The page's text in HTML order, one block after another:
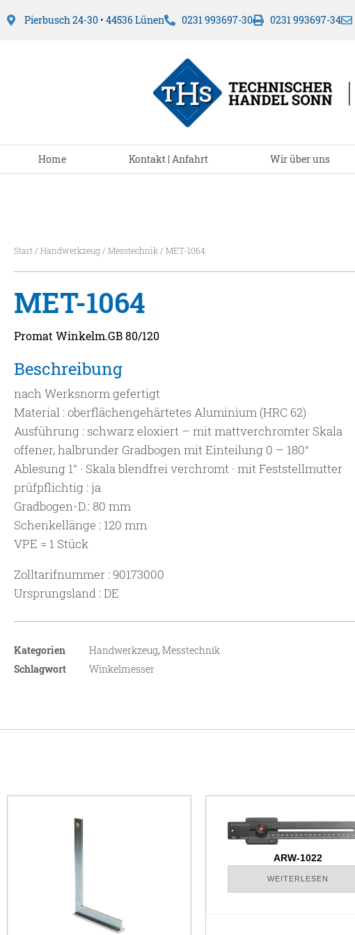
Pierbusch 24-30 • 44536 Lünen 0231 993697-30 0231 993697-34
Home Kontakt | Anfahrt Wir über uns
Start / Handwerkzeug / Messtechnik / MET-1064
MET-1064
Promat Winkelm.GB 80/120
Beschreibung
nach Werksnorm gefertigt
Material : oberflächengehärtetes Aluminium (HRC 62)
Ausführung : schwarz eloxiert – mit mattverchromter Skala
offener, halbrunder Gradbogen mit Einteilung 0 – 180°
Ablesung 1° · Skala blendfrei verchromt · mit Feststellmutter
prüfpflichtig : ja
Gradbogen-D.: 80 mm
Schenkellänge : 120 mm
VPE = 1 Stück
Zolltarifnummer : 90173000
Ursprungsland : DE
Kategorien Handwerkzeug,Messtechnik
Schlagwort
Winkelmesser
ARW-1022
WEITERLESEN